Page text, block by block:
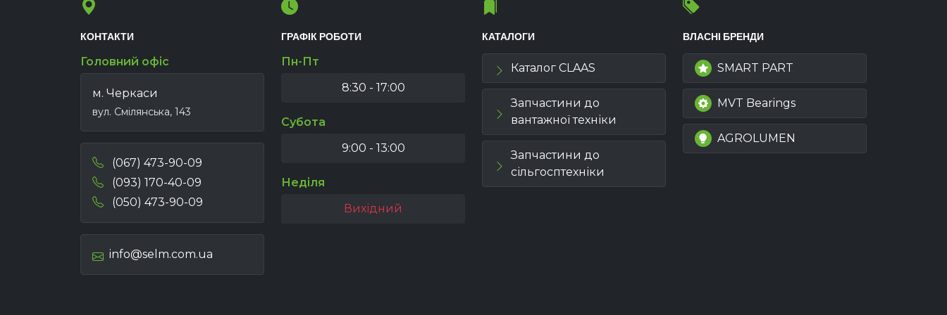
КОНТАКТИ
Головний офіс
м. Черкаси
вул. Смілянська, 143
(067) 473-90-09
(093) 170-40-09
(050) 473-90-09
info@selm.com.ua
ГРАФІК РОБОТИ
Пн-Пт
8:30 - 17:00
Субота
9:00 - 13:00
Неділя
Вихідний
КАТАЛОГИ
Каталог CLAAS
Запчастини до
вантажної техніки
Запчастини до
сільгосптехніки
ВЛАСНІ БРЕНДИ
SMART PART
MVT Bearings
AGROLUMEN